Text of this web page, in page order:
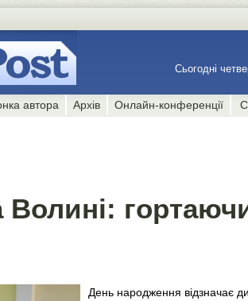
Сьогодні
автора Архів Онлайн-конференції
Волині:
День народження відзначає